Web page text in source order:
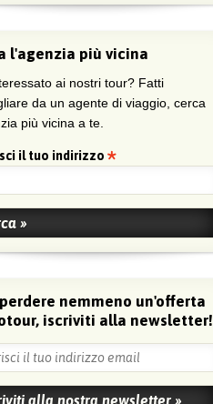
l'agenzia più vicina
ai nostri tour? Fatti
da un agente di viaggio, cerca
più vicina a te.
il tuo indirizzo
nemmeno un'offerta
iscriviti alla newsletter!